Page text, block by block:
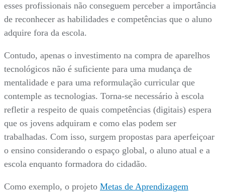
esses profissionais não conseguem perceber a importância
de reconhecer as habilidades e competências que o aluno
adquire fora da escola.
Contudo, apenas o investimento na compra de aparelhos
tecnológicos não é suficiente para uma mudança de
mentalidade e para uma reformulação curricular que
contemple as tecnologias. Torna-se necessário à escola
refletir a respeito de quais competências (digitais) espera
que os jovens adquiram e como elas podem ser
trabalhadas. Com isso, surgem propostas para aperfeiçoar
o ensino considerando o espaço global, o aluno atual e a
escola enquanto formadora do cidadão.
Como exemplo, o projeto Metas de Aprendizagem